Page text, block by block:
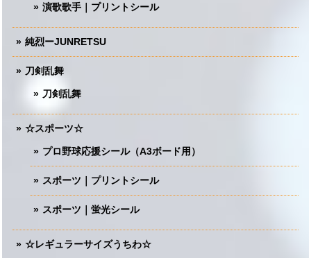
演歌歌手｜プリントシール
純烈ーJUNRETSU
刀剣乱舞
刀剣乱舞
☆スポーツ☆
プロ野球応援シール（A3ボード用）
スポーツ｜プリントシール
スポーツ｜蛍光シール
☆レギュラーサイズうちわ☆